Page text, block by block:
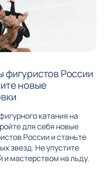
фигуристов России
новые
катания на
для себя новые
России и станьте
звезд. Не упустите
и мастерством на льду.